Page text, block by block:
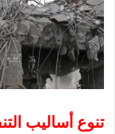
تنوع أساليب